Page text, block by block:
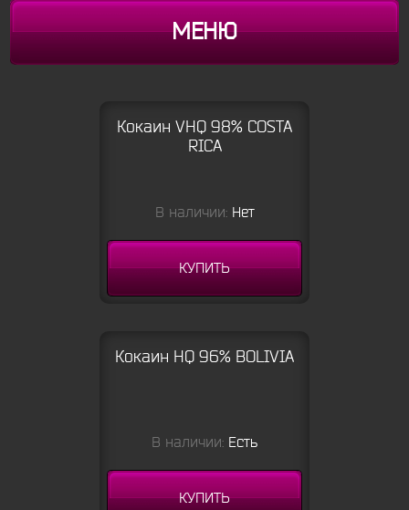
МЕНЮ
Кокаин VHQ 98% COSTA
RICA
В наличии: Нет
КУПИТЬ
Кокаин HQ 96% BOLIVIA
В наличии: Есть
КУПИТЬ